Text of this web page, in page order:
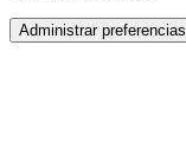
Administrar preferencias